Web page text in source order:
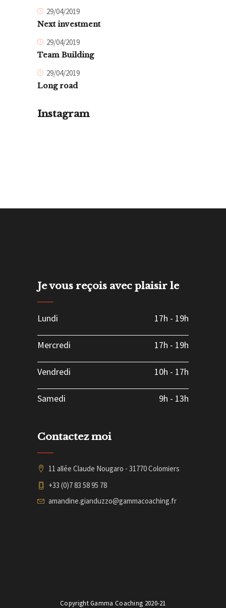
29/04/2019
Next investment
29/04/2019
Team Building
29/04/2019
Long road
Instagram
Je vous reçois avec plaisir le
Lundi 17h - 19h
Mercredi 17h - 19h
Vendredi 10h - 17h
Samedi 9h - 13h
Contactez moi
11 allée Claude Nougaro - 31770 Colomiers
+33 (0)7 83 58 95 78
amandine.gianduzzo@gammacoaching.fr
Copyright Gamma Coaching 2020-21